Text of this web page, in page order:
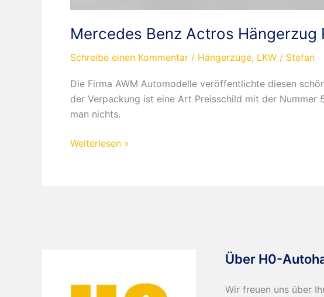
Mercedes Benz Actros Hängerzug
Schreibe einen Kommentar / Hängerzüge, LKW / Stefan
Die Firma AWM Automodelle veröffentlichte diesen
der Verpackung ist eine Art Preisschild mit der
man nichts.
Mercedes
Weiterlesen »
Über H0-
Wir freuen uns über